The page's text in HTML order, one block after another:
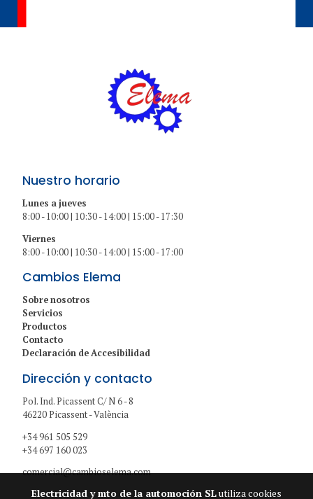
Nuestro horario
Lunes a jueves
8:00 - 10:00 | 10:30 - 14:00 | 15:00 - 17:30
Viernes
8:00 - 10:00 | 10:30 - 14:00 | 15:00 - 17:00
Cambios Elema
Sobre nosotros
Servicios
Productos
Contacto
Declaración de Accesibilidad
Dirección y contacto
Pol. Ind. Picassent C/ N 6 - 8
46220 Picassent - València
+34 961 505 529
+34 697 160 023
comercial@cambioselema.com
Electricidad y mto de la automoción SLutiliza cookies